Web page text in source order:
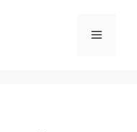
Menü